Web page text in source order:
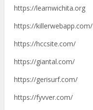
https://learnwichita.org
https://killerwebapp.com/
https://hccsite.com/
https://giantal.com/
https://gerisurf.com/
https://fyvver.com/